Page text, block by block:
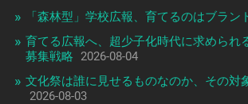
「森林型」学校広報、育てるのはブラン
育てる広報へ、超少子化時代に求められ
募集戦略
2026-08-04
文化祭は誰に見せるものなのか、その対
2026-08-03